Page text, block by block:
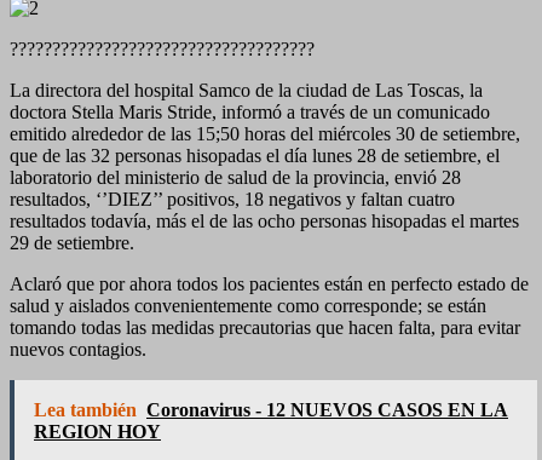
????????????????????????????????????
La directora del hospital Samco de la ciudad de Las Toscas, la
doctora Stella Maris Stride, informó a través de un comunicado
emitido alrededor de las 15;50 horas del miércoles 30 de setiembre,
que de las 32 personas hisopadas el día lunes 28 de setiembre, el
laboratorio del ministerio de salud de la provincia, envió 28
resultados, ‘’DIEZ’’ positivos, 18 negativos y faltan cuatro
resultados todavía, más el de las ocho personas hisopadas el martes
29 de setiembre.
Aclaró que por ahora todos los pacientes están en perfecto estado de
salud y aislados convenientemente como corresponde; se están
tomando todas las medidas precautorias que hacen falta, para evitar
nuevos contagios.
Lea también Coronavirus - 12 NUEVOS CASOS EN LA
REGION HOY